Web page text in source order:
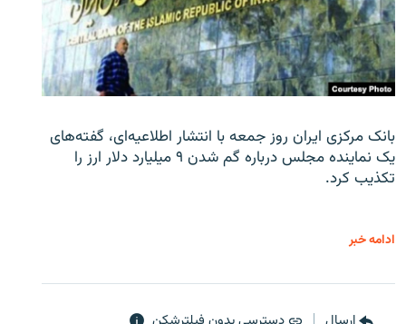
بانک مرکزی ایران روز جمعه با انتشار اطلاعیه‌ای، گفته‌های
یک نماینده مجلس درباره گم شدن ۹ میلیارد دلار ارز را
تکذیب کرد.
ادامه خبر